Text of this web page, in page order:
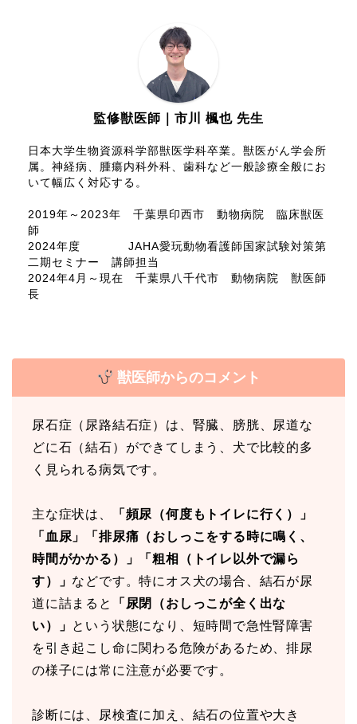
監修獣医師｜市川 楓也 先生
日本大学生物資源科学部獣医学科卒業。獣医がん学会所
属。神経病、腫瘍内科外科、歯科など一般診療全般にお
いて幅広く対応する。
2019年～2023年 千葉県印西市 動物病院 臨床獣医
師
2024年度 JAHA愛玩動物看護師国家試験対策第
二期セミナー 講師担当
2024年4月～現在 千葉県八千代市 動物病院 獣医師
長
獣医師からのコメント
尿石症（尿路結石症）は、腎臓、膀胱、尿道な
どに石（結石）ができてしまう、犬で比較的多
く見られる病気です。
主な症状は、
「頻尿（何度もトイレに行く）」
「血尿」「排尿痛（おしっこをする時に鳴く、
時間がかかる）」「粗相（トイレ以外で漏ら
す）」 などです。特にオス犬の場合、結石が尿
道に詰まると
「尿閉（おしっこが全く出な
い）」 という状態になり、短時間で急性腎障害
を引き起こし命に関わる危険があるため、排尿
の様子には常に注意が必要です。
診断には、尿検査に加え、結石の位置や大き